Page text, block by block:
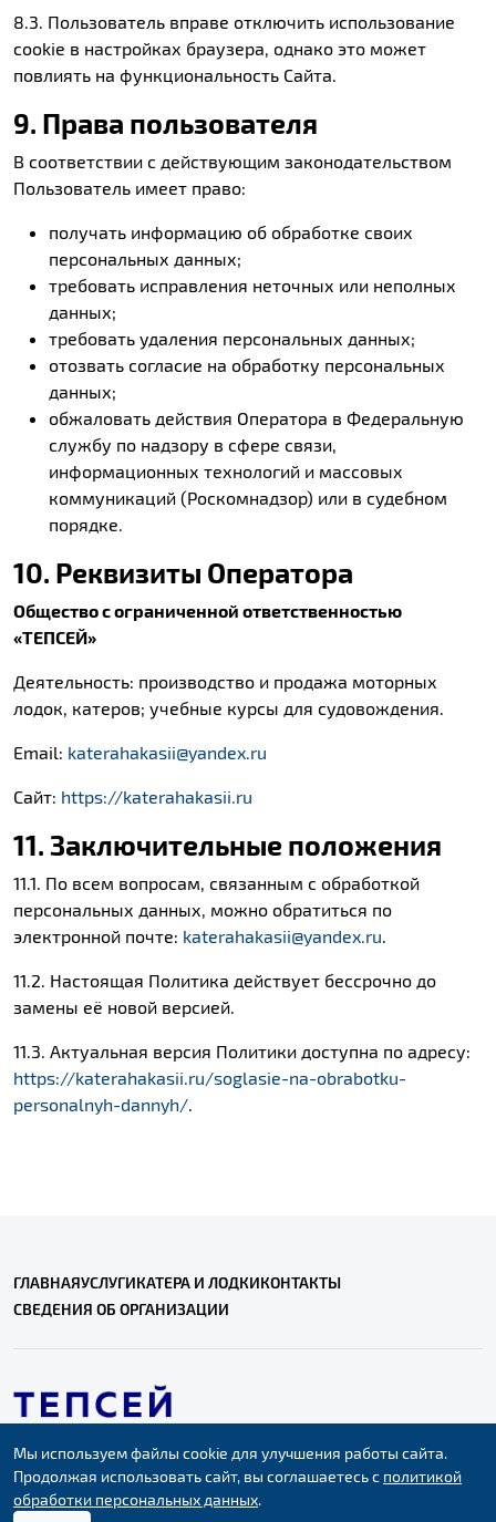
8.3. Пользователь вправе отключить использование
cookie в настройках браузера, однако это может
повлиять на функциональность Сайта.
9. Права пользователя
В соответствии с действующим законодательством
Пользователь имеет право:
получать информацию об обработке своих
персональных данных;
требовать исправления неточных или неполных
данных;
требовать удаления персональных данных;
отозвать согласие на обработку персональных
данных;
обжаловать действия Оператора в Федеральную
службу по надзору в сфере связи,
информационных технологий и массовых
коммуникаций (Роскомнадзор) или в судебном
порядке.
10. Реквизиты Оператора
Общество с ограниченной ответственностью
«ТЕПСЕЙ»
Деятельность: производство и продажа моторных
лодок, катеров; учебные курсы для судовождения.
Email: katerahakasii@yandex.ru
Сайт: https://katerahakasii.ru
11. Заключительные положения
11.1. По всем вопросам, связанным с обработкой
персональных данных, можно обратиться по
электронной почте: katerahakasii@yandex.ru.
11.2. Настоящая Политика действует бессрочно до
замены её новой версией.
11.3. Актуальная версия Политики доступна по адресу:
https://katerahakasii.ru/soglasie-na-obrabotku-
personalnyh-dannyh/.
ГЛАВНАЯУСЛУГИКАТЕРА И ЛОДКИКОНТАКТЫ
СВЕДЕНИЯ ОБ ОРГАНИЗАЦИИ
katerahakasii@yandex.ru
Политика обработки персональных данных+7‒913‒055‒4400
Мы в социальных сетях:ВКонтакте
Мы используем файлы cookie для улучшения работы сайта.
Продолжая использовать сайт, вы соглашаетесь с политикой
обработки персональных данных.